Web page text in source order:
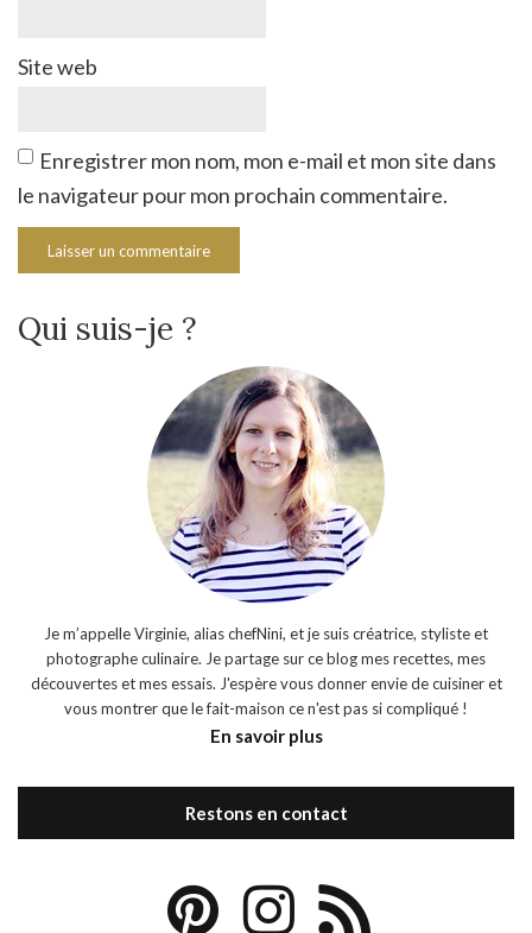
Site web
Enregistrer mon nom, mon e-mail et mon site dans
le navigateur pour mon prochain commentaire.
Qui suis-je ?
Je m’appelle Virginie, alias chefNini, et je suis créatrice, styliste et
photographe culinaire. Je partage sur ce blog mes recettes, mes
découvertes et mes essais. J'espère vous donner envie de cuisiner et
vous montrer que le fait-maison ce n'est pas si compliqué !
En savoir plus
Restons en contact